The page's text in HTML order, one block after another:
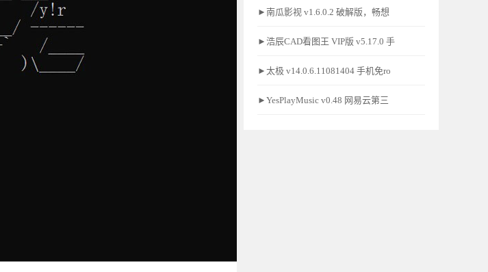
►南瓜影视 v1.6.0.2 破解版，畅想
►浩辰CAD看图王 VIP版 v5.17.0 手
►太极 v14.0.6.11081404 手机免ro
►YesPlayMusic v0.48 网易云第三